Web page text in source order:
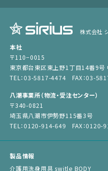
株式会社
本社
〒110−0015
東京都台東区東上野1丁目14番9号
TEL：03-5817-4474 FAX：03-
八潮事業所（物流・受注センター）
〒340-0821
埼玉県八潮市伊勢野115番3号
TEL：0120-914-649 FAX：0120-
製品情報
介護用洗身用具 switle BODY